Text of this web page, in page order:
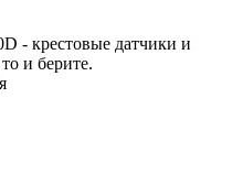
- крестовые датчики и
и берите.